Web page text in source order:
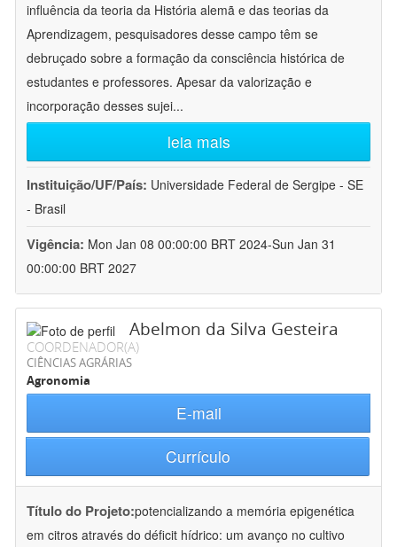
influência da teoria da História alemã e das teorias da
Aprendizagem, pesquisadores desse campo têm se
debruçado sobre a formação da consciência histórica de
estudantes e professores. Apesar da valorização e
incorporação desses sujei...
leia mais
Instituição/UF/País: Universidade Federal de Sergipe - SE
- Brasil
Vigência: Mon Jan 08 00:00:00 BRT 2024-Sun Jan 31
00:00:00 BRT 2027
Abelmon da Silva Gesteira
COORDENADOR(A)
CIÊNCIAS AGRÁRIAS
Agronomia
E-mail
Currículo
Título do Projeto:potencializando a memória epigenética
em citros através do déficit hídrico: um avanço no cultivo